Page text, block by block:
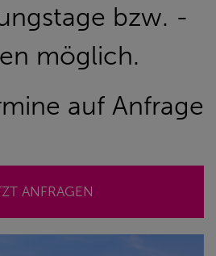
bzw. -
möglich.
auf Anfrage
ANFRAGEN